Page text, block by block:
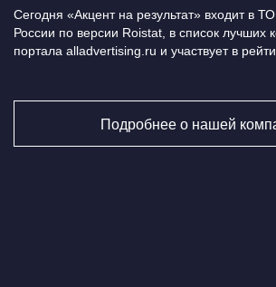
Сегодня «Акцент на результат» входит в
России по версии Roistat, в список лучших
портала alladvertising.ru и участвует в
Подробнее о нашей